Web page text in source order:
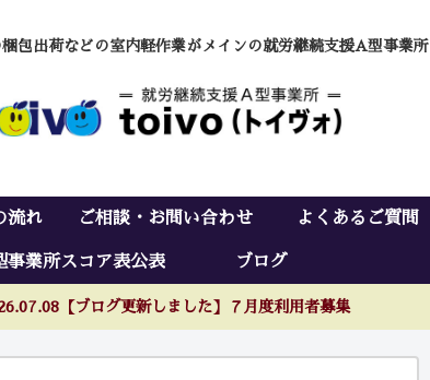
包出荷などの室内軽作業がメインの就労継続支援A型事業所
流れ ご相談・お問い合わせ よくあるご質問
事業所スコア表公表 ブログ
【ブログ更新しました】７月度利用者募集